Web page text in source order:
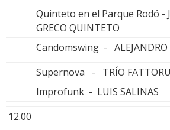
Quinteto en el Parque Rodó -
GRECO QUINTETO
Candomswing - ALEJANDRO
Supernova - TRÍO
Improfunk - LUIS SALINAS
12.00